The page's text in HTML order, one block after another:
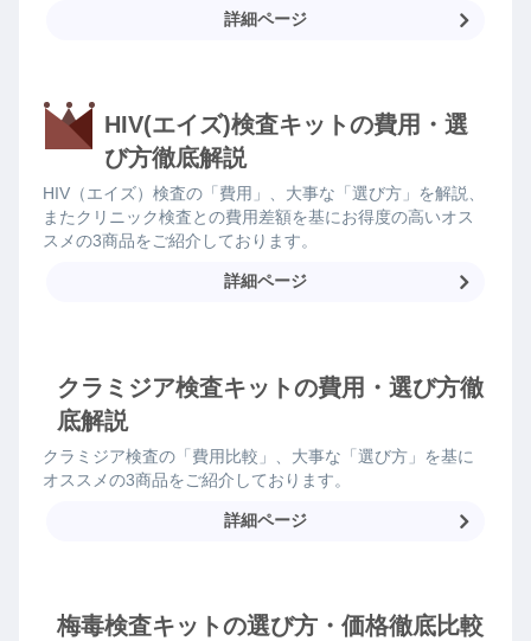
詳細ページ
HIV(エイズ)検査キットの費用・選
び方徹底解説
HIV（エイズ）検査の「費用」、大事な「選び方」を解説、
またクリニック検査との費用差額を基にお得度の高いオス
スメの3商品をご紹介しております。
詳細ページ
クラミジア検査キットの費用・選び方徹
底解説
クラミジア検査の「費用比較」、大事な「選び方」を基に
オススメの3商品をご紹介しております。
詳細ページ
梅毒検査キットの選び方・価格徹底比較